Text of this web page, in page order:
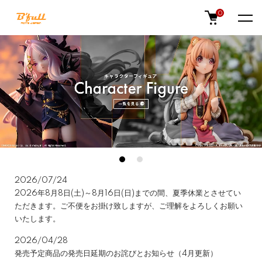
0
NEWS
2026/07/24
2026年8月8日(土)～8月16日(日)までの間、夏季休業とさせてい
ただきます。ご不便をお掛け致しますが、ご理解をよろしくお願い
いたします。
2026/04/28
発売予定商品の発売日延期のお詫びとお知らせ（4月更新）